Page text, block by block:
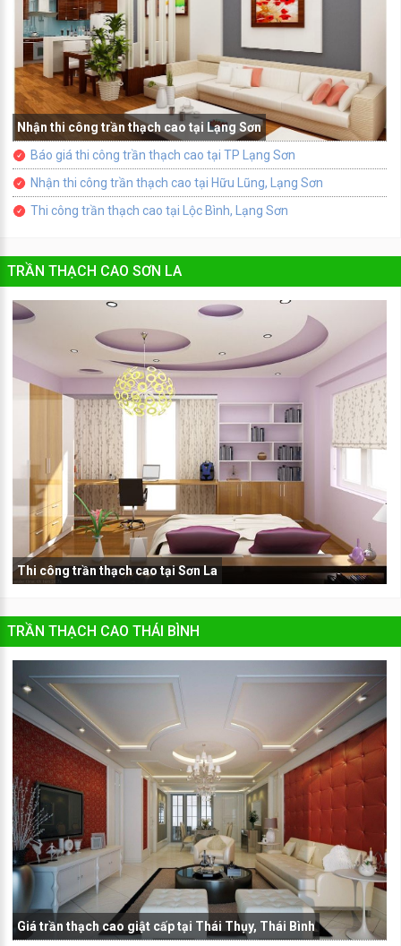
Nhận thi công trần thạch cao tại Lạng Sơn
Báo giá thi công trần thạch cao tại TP Lạng Sơn
Nhận thi công trần thạch cao tại Hữu Lũng, Lạng Sơn
Thi công trần thạch cao tại Lộc Bình, Lạng Sơn
TRẦN THẠCH CAO SƠN LA
Thi công trần thạch cao tại Sơn La
TRẦN THẠCH CAO THÁI BÌNH
Giá trần thạch cao giật cấp tại Thái Thụy, Thái Bình